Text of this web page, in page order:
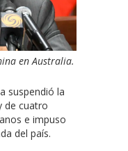
en Australia.
suspendió la
de cuatro
e impuso
del país.